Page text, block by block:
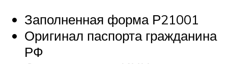
Заполненная форма Р21001
Оригинал паспорта гражданина
РФ